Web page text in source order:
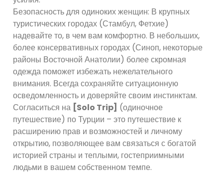
Безопасность для одиноких женщин: В крупных
туристических городах (Стамбул, Фетхие)
надевайте то, в чем вам комфортно. В небольших,
более консервативных городах (Синоп, некоторые
районы Восточной Анатолии) более скромная
одежда поможет избежать нежелательного
внимания. Всегда сохраняйте ситуационную
осведомленность и доверяйте своим инстинктам.
Согласиться на [Solo Trip] (одиночное
путешествие) по Турции – это путешествие к
расширению прав и возможностей и личному
открытию, позволяющее вам связаться с богатой
историей страны и теплыми, гостеприимными
людьми в вашем собственном темпе.